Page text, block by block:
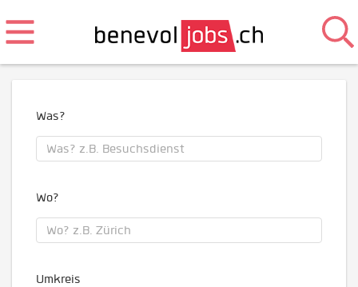
Was?
Wo?
Umkreis